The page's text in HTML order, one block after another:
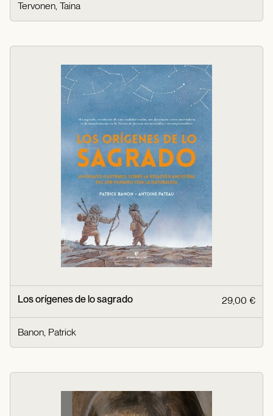
Tervonen, Taina
Los orígenes de lo sagrado 29,00 €
Banon, Patrick